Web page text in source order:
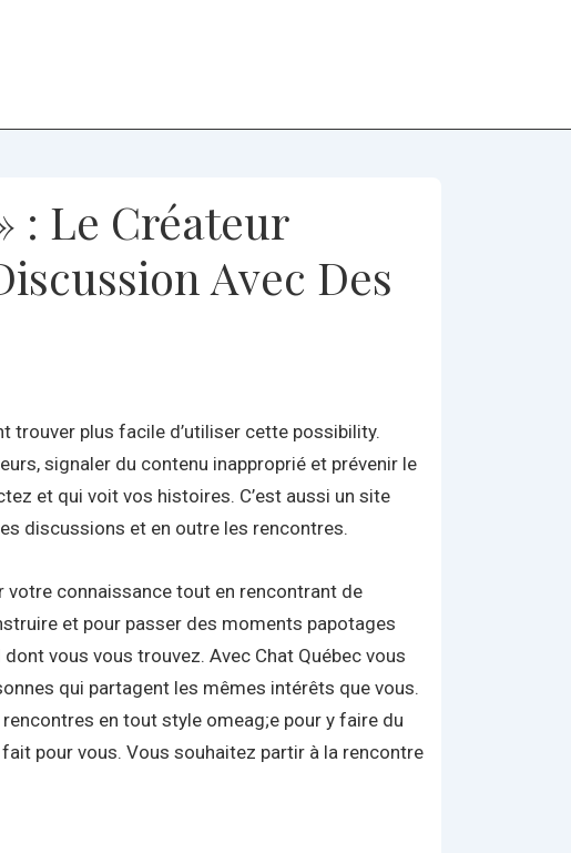
: Le Créateur
Avec Des
trouver plus facile d’utiliser cette possibility.
signaler du contenu inapproprié et prévenir le
et qui voit vos histoires. C’est aussi un site
discussions et en outre les rencontres.
votre connaissance tout en rencontrant de
et pour passer des moments papotages
vous vous trouvez. Avec Chat Québec vous
qui partagent les mêmes intérêts que vous.
en tout style omeag;e pour y faire du
pour vous. Vous souhaitez partir à la rencontre